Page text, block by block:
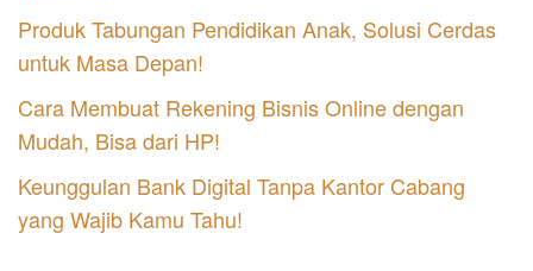
Produk Tabungan Pendidikan Anak, Solusi Cerdas
untuk Masa Depan!
Cara Membuat Rekening Bisnis Online dengan
Mudah, Bisa dari HP!
Keunggulan Bank Digital Tanpa Kantor Cabang
yang Wajib Kamu Tahu!